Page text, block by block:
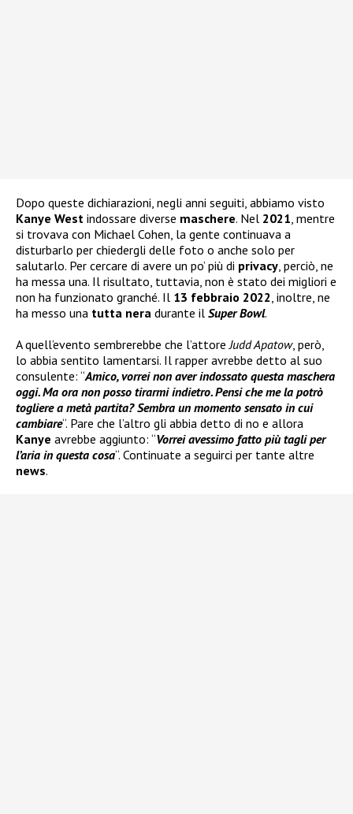
Dopo queste dichiarazioni, negli anni seguiti, abbiamo visto
Kanye West indossare diverse maschere. Nel 2021 , mentre
si trovava con Michael Cohen, la gente continuava a
disturbarlo per chiedergli delle foto o anche solo per
salutarlo. Per cercare di avere un po’ più di privacy , perciò, ne
ha messa una. Il risultato, tuttavia, non è stato dei migliori e
non ha funzionato granché. Il 13 febbraio 2022 , inoltre, ne
ha messo una tutta nera durante il Super Bowl.
A quell’evento sembrerebbe che l’attore Judd Apatow, però,
lo abbia sentito lamentarsi. Il rapper avrebbe detto al suo
consulente: “Amico, vorrei non aver indossato questa maschera
oggi. Ma ora non posso tirarmi indietro. Pensi che me la potrò
togliere a metà partita? Sembra un momento sensato in cui
cambiare“. Pare che l’altro gli abbia detto di no e allora
Kanye avrebbe aggiunto: “Vorrei avessimo fatto più tagli per
l’aria in questa cosa“. Continuate a seguirci per tante altre
news.